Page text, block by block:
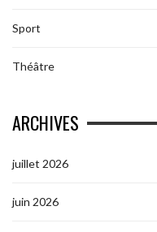
Sport
Théâtre
ARCHIVES
juillet 2026
juin 2026